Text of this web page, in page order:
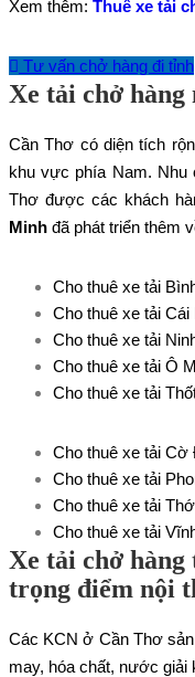
Xem thêm: Thuê xe tải
Tư vấn chở hàng đi tỉnh
Xe tải chở
Cần Thơ có diện tích
khu vực phía Nam. Nhu
Thơ được các khách
Minh đã phát triển thêm
Cho thuê xe tải
Cho thuê xe tải Cái
Cho thuê xe tải
Cho thuê xe tải Ô
Cho thuê xe tải
Cho thuê xe tải Cờ
Cho thuê xe tải
Cho thuê xe tải
Cho thuê xe tải
Xe tải chở hàng
trọng điểm nội
Các KCN ở Cần Thơ
may, hóa chất, nước